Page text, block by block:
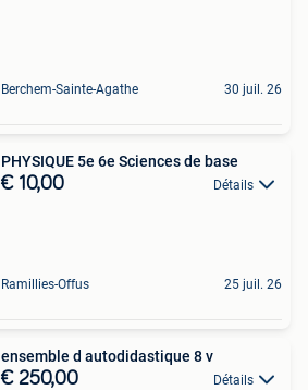
Berchem-Sainte-Agathe 30 juil. 26
PHYSIQUE 5e 6e Sciences de base
€ 10,00 Détails
Ramillies-Offus 25 juil. 26
ensemble d autodidastique 8 v
€ 250,00 Détails